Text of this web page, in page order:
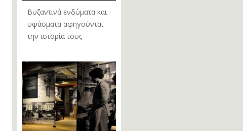
Βυζαντινά ενδύματα και
υφάσματα αφηγούνται
την ιστορία τους